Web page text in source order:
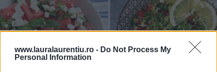
www.lauralaurentiu.ro - Do Not Process My
Personal Information